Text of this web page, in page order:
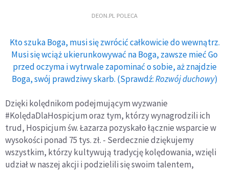
DEON.PL POLECA
Kto szuka Boga, musi się zwrócić całkowicie do wewnątrz.
Musi się wciąż ukierunkowywać na Boga, zawsze mieć Go
przed oczyma i wytrwale zapominać o sobie, aż znajdzie
Boga, swój prawdziwy skarb. (Sprawdź:Rozwój duchowy)
Dzięki kolędnikom podejmującym wyzwanie
#KolędaDlaHospicjum oraz tym, którzy wynagrodzili ich
trud, Hospicjum św. Łazarza pozyskało łącznie wsparcie w
wysokości ponad 75 tys. zł. - Serdecznie dziękujemy
wszystkim, którzy kultywują tradycję kolędowania, wzięli
udział w naszej akcji i podzielili się swoim talentem,